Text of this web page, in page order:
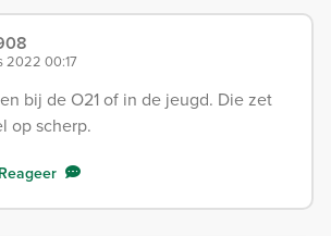
2022 00:17
bij de O21 of in de jeugd. Die zet
op scherp.
Reageer